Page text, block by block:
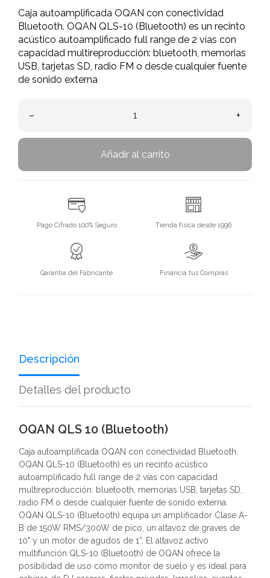
Caja autoamplificada OQAN con conectividad
Bluetooth. OQAN QLS-10 (Bluetooth) es un recinto
acústico autoamplificado full range de 2 vías con
capacidad multireproducción: bluetooth, memorias
USB, tarjetas SD, radio FM o desde cualquier fuente
de sonido externa
– +
Añadir al carrito
Pago Cifrado 100% Seguro Tienda física desde 1996
Garantía del Fabricante Financia tus Compras
Descripción
Detalles del producto
OQAN QLS 10 (Bluetooth)
Caja autoamplificada OQAN con conectividad Bluetooth.
OQAN QLS-10 (Bluetooth) es un recinto acústico
autoamplificado full range de 2 vías con capacidad
multireproducción: bluetooth, memorias USB, tarjetas SD,
radio FM o desde cualquier fuente de sonido externa.
OQAN QLS-10 (Bluetooth) equipa un amplificador Clase A-
B de 150W RMS/300W de pico, un altavoz de graves de
10" y un motor de agudos de 1”. El altavoz activo
multifunción QLS-10 (Bluetooth) de OQAN ofrece la
posibilidad de uso como monitor de suelo y es ideal para